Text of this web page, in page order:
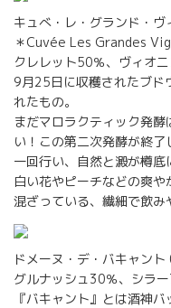
キュべ・レ・グランド・
＊Cuvée Les Grandes
クレレット50％、ヴィオ
9月25日に収穫されたブ
れたもの。
まだマロラクティック発
い！この第二次発酵が終
一回行い、自然と澱が樽底
白い花やピーチなどの爽
混ざっている、繊細で飲み
ドメーヌ・デ・バキャン
グルナッシュ30％、シラ
『バキャント』とは酒神